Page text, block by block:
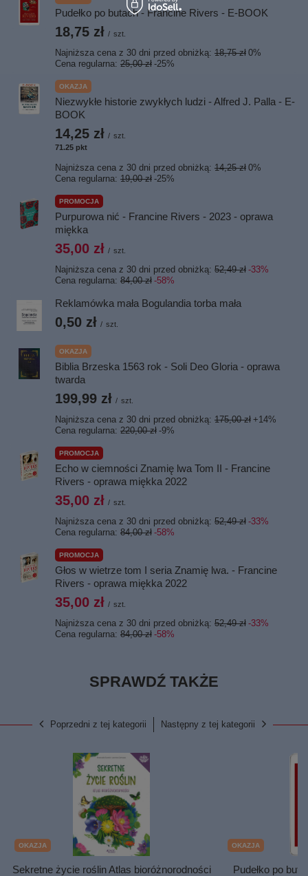
Pudełko po butach - Francine Rivers - E-BOOK
18,75 zł / szt.
Najniższa cena z 30 dni przed obniżką: 18,75 zł 0%
Cena regularna: 25,00 zł -25%
OKAZJA
Niezwykłe historie zwykłych ludzi - Alfred J. Palla - E-
BOOK
14,25 zł / szt.
71.25 pkt
Najniższa cena z 30 dni przed obniżką: 14,25 zł 0%
Cena regularna: 19,00 zł -25%
PROMOCJA
Purpurowa nić - Francine Rivers - 2023 - oprawa
miękka
35,00 zł / szt.
Najniższa cena z 30 dni przed obniżką: 52,49 zł -33%
Cena regularna: 84,00 zł -58%
Reklamówka mała Bogulandia torba mała
0,50 zł / szt.
OKAZJA
Biblia Brzeska 1563 rok - Soli Deo Gloria - oprawa
twarda
199,99 zł / szt.
Najniższa cena z 30 dni przed obniżką: 175,00 zł +14%
Cena regularna: 220,00 zł -9%
PROMOCJA
Echo w ciemności Znamię lwa Tom II - Francine
Rivers - oprawa miękka 2022
35,00 zł / szt.
Najniższa cena z 30 dni przed obniżką: 52,49 zł -33%
Cena regularna: 84,00 zł -58%
PROMOCJA
Głos w wietrze tom I seria Znamię lwa. - Francine
Rivers - oprawa miękka 2022
35,00 zł / szt.
Najniższa cena z 30 dni przed obniżką: 52,49 zł -33%
Cena regularna: 84,00 zł -58%
SPRAWDŹ TAKŻE
Poprzedni z tej kategorii Następny z tej kategorii
OKAZJA
Sekretne życie roślin Atlas bioróżnorodności
OKAZJA
Pudełko po